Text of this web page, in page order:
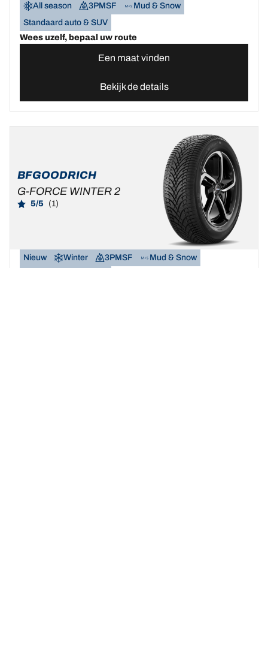
All season 3PMSF
Mud & Snow
Standaard auto & SUV
Wees uzelf, bepaal uw route
Een maat vinden
Bekijk de details
BFGOODRICH
G-FORCE WINTER 2
5/5 (1)
Nieuw Winter 3PMSF
Mud & Snow